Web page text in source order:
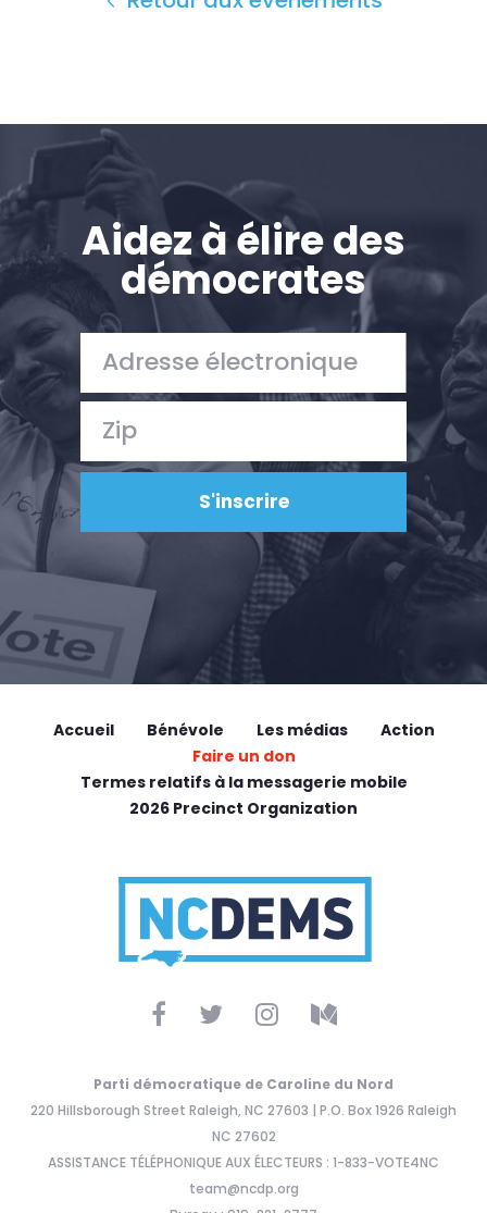
Aidez à élire des
démocrates
Accueil Bénévole Les médias
Action
Faire un don
Termes relatifs à la messagerie mobile
2026 Precinct Organization
Parti démocratique de Caroline du Nord
220 Hillsborough Street Raleigh, NC 27603 | P.O. Box 1926 Raleigh
NC 27602
ASSISTANCE TÉLÉPHONIQUE AUX ÉLECTEURS : 1-833-VOTE4NC
team@ncdp.org